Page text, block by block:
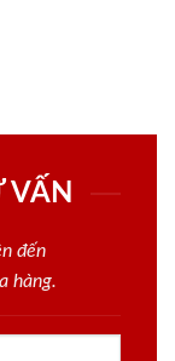
VẤN
đến
hàng.